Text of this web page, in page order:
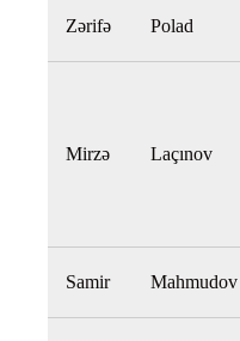
Zərifə Polad
Mirzə Laçınov
Samir Mahmudov